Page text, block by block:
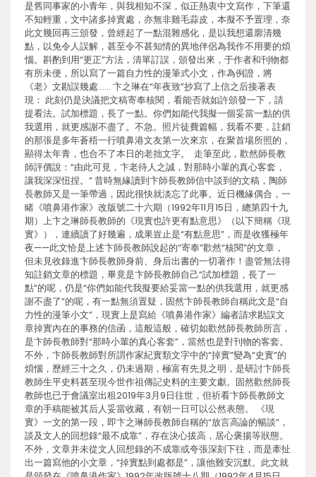
是舊同事家的小青年，與我相知不深，似正熱衷中文寫作，下筆還
不知輕重，文中諸多掉實處，亦無非雞毛蒜皮，本擬不予置理，奈
此文幾回再三頒發，曾經起了一點混雜感化，是以我想還廓清幾
點，以免令人誤解，甚至令不甚知情的異地伴侶為我作不用要的煩
惱。斟酌到用“更正”方法，清單訂誤，頒發出來，于作者和刊物都
有所未便，所以寫了一篇自力性的漫筆式小文，作為例證，將
《老》文勘誤幾處…… 卞之琳在“年夜致”抄寫了上信之后接著表
現： 此刻仍是決議把文稿寄奉核閱，看能否就如許頒發一下，請
提看法。試加標題，長了一點。你們如能代我擬一個妥當一點的供
我選用，就更感謝不盡了。不急。照片徒費篇幅，我看不要，註銷
的那張是多年蒼梧一行噴鼻港文友第一次來京，在聚首場所照的，
顯得太年青，也合不了本日的老拙文字。 走筆至此，歡然師長教
師評價說：“由此可見，卞老待人之誠，對那時小輩的真心客套，
讓我深深忸捏。” 昔時無緣讀到卞師長教師信中談到的文稿，陶師
長教師又是一筆帶過，因此很快就淡忘了此事。近日機緣偶合，一
睹《噴鼻港作家》改版號二十六期（1992年11月15日，總第四十九
期）上卞之琳師長教師的《現實也許更有點意思》（以下簡稱《現
實》），連續讀了好幾遍，成果豈止是“有點意思”，而是收獲極年
夜——此文恰是上述卞師長教師說起的“寄奉”歡然“核閱”的文章，
但未見收錄進卞師長教師身前、身后出書的一切著作！盡管無法得
知註銷文章的標題，畢竟是卞師長教師自己“試加標題，長了一
點”的呢，仍是“你們如能代我擬要給妥當一點的供我選用，就更感
謝不盡了”的呢，有一點無須置疑，固然卞師長教師自稱此文是“自
力性的漫筆小文”，現實上是寫給《噴鼻港作家》編者請求勘誤文
章掉實內在的事務的信函，這般這般，確切如歡然師長教師所言，
是卞師長教師對“那時小輩的真心客套”，當然也是對刊物的客套。
不外，卞師長教師對所謂作家紀實類文字中的“掉實”變為“史實”的
煩惱，歷經三十之久，仍未過期，極富有先見之明，是研討卞師長
教師生平史料甚至現今世作祖傳記史料的主要文獻。固然歡然師長
教師也已于會議室出租2019年3月9日往世，但祈看卞師長教師文
章的手稿能被其后人妥當收藏，有朝一日可以公然表態。 《現
實》一文的第一段，即卞之琳師長教師自稱的“放言高論的暢談”，
談及文人的回想錄“最不成靠”，存在決心拔高，居心褒揚等狀態。
不外，文章并未從文人回想錄的不成靠或夸張深刻下往，而是牽扯
出一篇寫他的小文章，“掉實點到處都是”，讓他難安沉默。此文就